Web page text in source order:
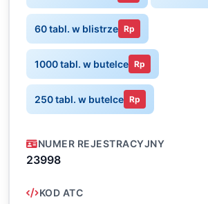
60 tabl. w blistrze Rp
1000 tabl. w butelce Rp
250 tabl. w butelce Rp
NUMER REJESTRACYJNY
23998
KOD ATC